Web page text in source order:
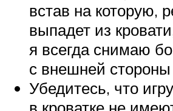
встав на которую,
выпадет из
я всегда снимаю
с внешней стороны
Убедитесь, что
в кроватке не